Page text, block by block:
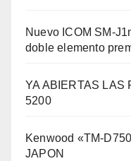
Nuevo ICOM SM-
doble elemento
YA ABIERTAS LAS
5200
Kenwood «TM-
JAPON